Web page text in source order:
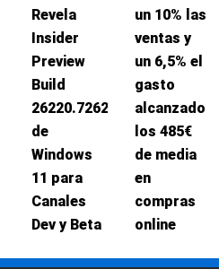
Revela
Insider
Preview
Build
26220.7262
de
Windows
11 para
Canales
Dev y Beta
un 10% las
ventas y
un 6,5% el
gasto
alcanzado
los 485€
de media
en
compras
online